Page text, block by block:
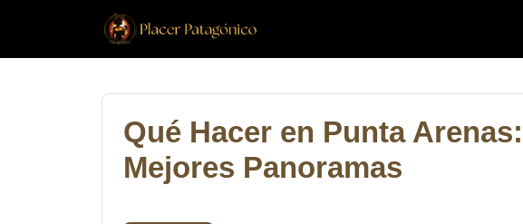
Qué Hacer en Punta
Mejores Panoramas